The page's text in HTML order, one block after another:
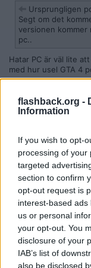
flashback.org -
Information
If you wish to opt-
processing of your
targeted
section to confirm
opt-out request is
interest-based
us or personal
your opt-out. You
disclosure of your
IAB’s list of
also be disclosed
Ursprungligen
Segt om det
versionen kommer
pc..
Hatar PC är väl lite
med hur usel GTA 4
Det var en bild på
av Games for
december 2008 och
Denna nya utgåva av
Är en bra mycket
snart 15 år sedan.
GTA 5 PC versionen
utgåvan. Att det
upprepa fiaskot med
2023-08-11, 22:39
MortalDisease
Medlem